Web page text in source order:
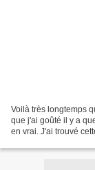
Voilà très longtemps
que j'ai goûté il y a
en vrai. J'ai trouvé